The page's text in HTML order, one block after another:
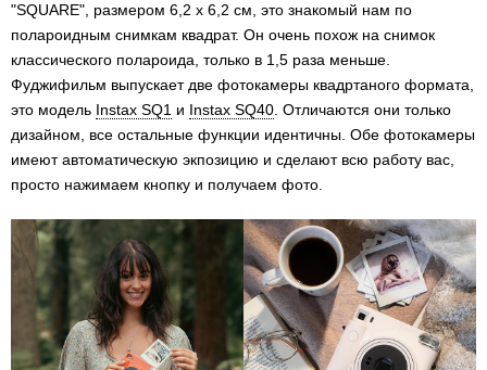
"SQUARE", размером 6,2 х 6,2 см, это знакомый нам по
полароидным снимкам квадрат. Он очень похож на снимок
классического полароида, только в 1,5 раза меньше.
Фуджифильм выпускает две фотокамеры квадртаного формата,
это модель Instax SQ1 и Instax SQ40 . Отличаются они только
дизайном, все остальные функции идентичны. Обе фотокамеры
имеют автоматическую экпозицию и сделают всю работу вас,
просто нажимаем кнопку и получаем фото.